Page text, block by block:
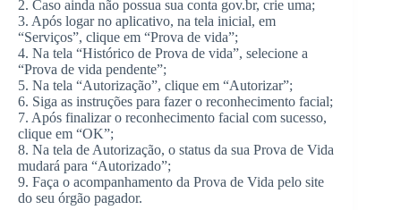
2. Caso ainda não possua sua conta gov.br, crie uma;
3. Após logar no aplicativo, na tela inicial, em
“Serviços”, clique em “Prova de vida”;
4. Na tela “Histórico de Prova de vida”, selecione a
“Prova de vida pendente”;
5. Na tela “Autorização”, clique em “Autorizar”;
6. Siga as instruções para fazer o reconhecimento facial;
7. Após finalizar o reconhecimento facial com sucesso,
clique em “OK”;
8. Na tela de Autorização, o status da sua Prova de Vida
mudará para “Autorizado”;
9. Faça o acompanhamento da Prova de Vida pelo site
do seu órgão pagador.